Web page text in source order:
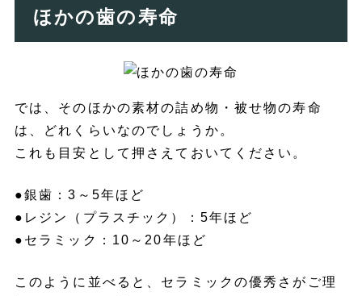
ほかの歯の寿命
では、そのほかの素材の詰め物・被せ物の寿命
は、どれくらいなのでしょうか。
これも目安として押さえておいてください。
●銀歯：3～5年ほど
●レジン（プラスチック）：5年ほど
●セラミック：10～20年ほど
このように並べると、セラミックの優秀さがご理